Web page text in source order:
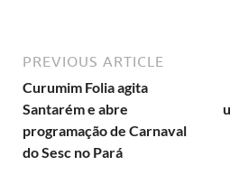
PREVIOUS ARTICLE
Curumim Folia agita
Santarém e abre
programação de Carnaval
do Sesc no Pará